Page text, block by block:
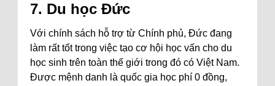
7. Du học Đức
Với chính sách hỗ trợ từ Chính phủ, Đức đang
làm rất tốt trong việc tạo cơ hội học vấn cho du
học sinh trên toàn thế giới trong đó có Việt Nam.
Được mệnh danh là quốc gia học phí 0 đồng,